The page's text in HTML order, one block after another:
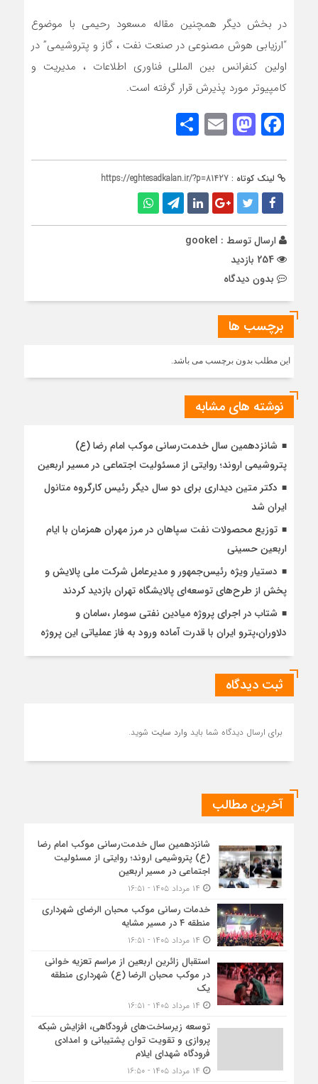
در بخش دیگر همچنین مقاله مسعود رحیمی با موضوع
“ارزیابی هوش مصنوعی در صنعت نفت ، گاز و پتروشیمی” در
اولین کنفرانس بین المللی فناوری اطلاعات ، مدیریت و
کامپیوتر مورد پذیرش قرار گرفته است.
Facebook
Mastodon
Email
لینک کوتاه : https://eghtesadkalan.ir/?p=81427
ارسال توسط : gookel
بدون دیدگاه
برچسب ها
این مطلب بدون برچسب می باشد.
نوشته های مشابه
شانزدهمین سال خدمت‌رسانی موکب امام رضا (ع)
پتروشیمی اروند؛ روایتی از مسئولیت اجتماعی در مسیر اربعین
دکتر متین دیداری برای دو سال دیگر رئیس کارگروه متانول
ایران شد
توزیع محصولات نفت سپاهان در مرز مهران همزمان با ایام
اربعین حسینی
دستیار ویژه رئیس‌جمهور و مدیرعامل شرکت ملی پالایش و
پخش از طرح‌های توسعه‌ای پالایشگاه تهران بازدید کردند
شتاب در اجرای پروژه میادین نفتی سومار ،سامان و
دلاوران،پترو ایران با قدرت آماده ورود به فاز عملیاتی این پروژه
ثبت دیدگاه
برای ارسال دیدگاه شما باید وارد سایت شوید.
آخرین مطالب
شانزدهمین سال خدمت‌رسانی موکب امام رضا
(ع) پتروشیمی اروند؛ روایتی از مسئولیت
اجتماعی در مسیر اربعین
خدمات رسانی موکب محبان الرضای شهرداری
منطقه ۴ در مسیر مشایه
استقبال زائرین اربعین از مراسم تعزیه خوانی
در موکب محبان الرضا (ع) شهرداری منطقه
یک
توسعه زیرساخت‌های فرودگاهی، افزایش شبکه
پروازی و تقویت توان پشتیبانی و امدادی
فرودگاه شهدای ایلام